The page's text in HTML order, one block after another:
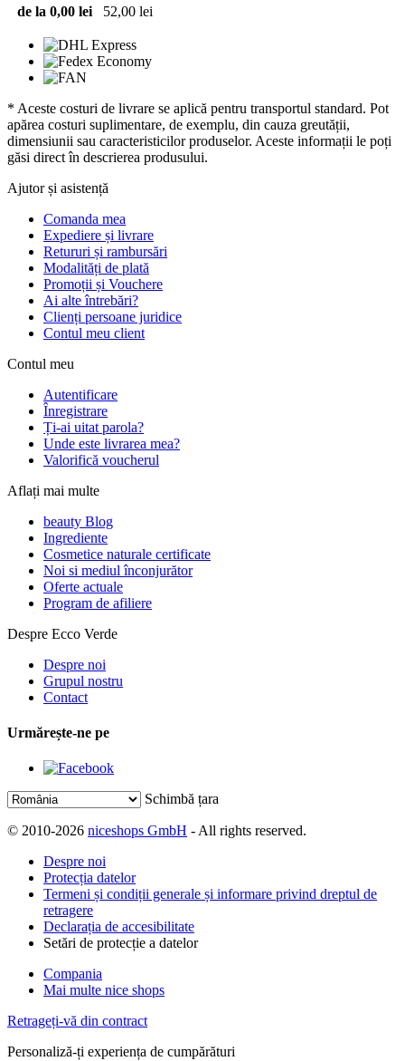
de la 0,00 lei
52,00 lei
* Aceste costuri de livrare se aplică pentru transportul standard. Pot
apărea costuri suplimentare, de exemplu, din cauza greutății,
dimensiunii sau caracteristicilor produselor. Aceste informații le poți
găsi direct în descrierea produsului.
Ajutor și asistență
Comanda mea
Expediere și livrare
Retururi și rambursări
Modalități de plată
Promoții și Vouchere
Ai alte întrebări?
Clienți persoane juridice
Contul meu client
Contul meu
Autentificare
Înregistrare
Ți-ai uitat parola?
Unde este livrarea mea?
Valorifică voucherul
Aflați mai multe
beauty Blog
Ingrediente
Cosmetice naturale certificate
Noi si mediul înconjurător
Oferte actuale
Program de afiliere
Despre Ecco Verde
Despre noi
Grupul nostru
Contact
Urmărește-ne pe
Schimbă țara
© 2010-2026 niceshops GmbH - All rights reserved.
Despre noi
Protecția datelor
Termeni și condiții generale și informare privind dreptul de
retragere
Declarația de accesibilitate
Setări de protecție a datelor
Compania
Mai multe nice shops
Retrageți-vă din contract
Personaliză-ți experiența de cumpărături